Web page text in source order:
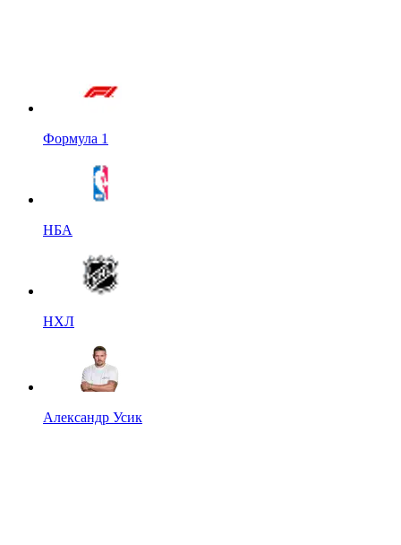
Формула 1
НБА
НХЛ
Александр Усик